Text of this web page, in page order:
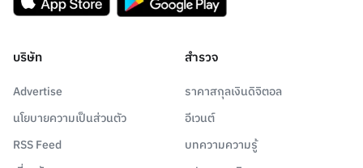
บริษัท
Advertise
นโยบายความเป็นส่วนตัว
RSS Feed
สำรวจ
ราคาสกุลเงินดิจิตอล
อีเวนต์
บทความความรู้